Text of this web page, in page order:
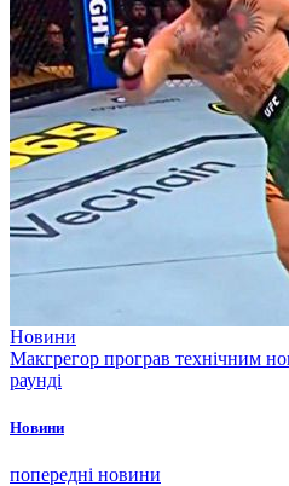
Новини
Макгрегор програв технічним
раунді
Новини
попередні новини